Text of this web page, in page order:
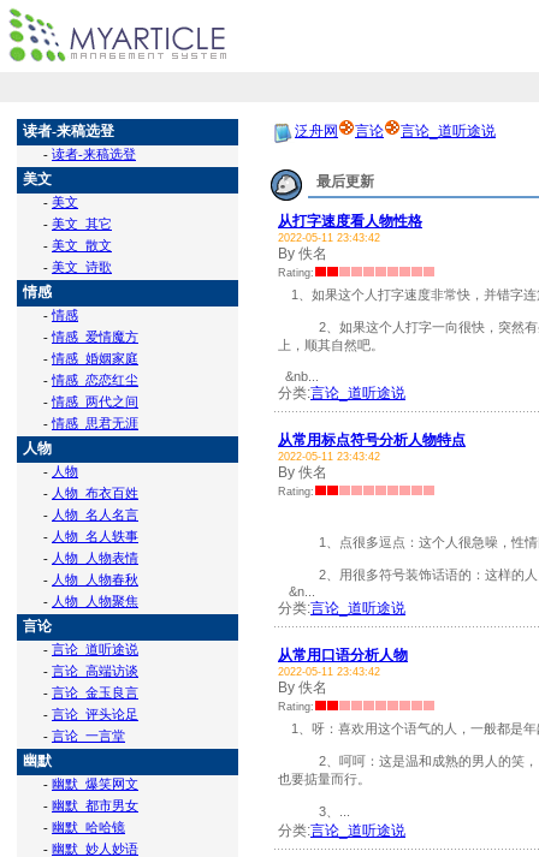
读者-来稿选登
- 读者-来稿选登
美文
- 美文
- 美文_其它
- 美文_散文
- 美文_诗歌
情感
-情感
-情感_爱情魔方
-情感_婚姻家庭
-情感_恋恋红尘
-情感_两代之间
-情感_思君无涯
人物
- 人物
- 人物_布衣百姓
- 人物_名人名言
- 人物_名人轶事
- 人物_人物表情
- 人物_人物春秋
- 人物_人物聚焦
言论
- 言论_道听途说
- 言论_高端访谈
- 言论_金玉良言
- 言论_评头论足
- 言论_一言堂
幽默
- 幽默_爆笑网文
- 幽默_都市男女
- 幽默_哈哈镜
- 幽默_妙人妙语
泛舟网 言论 言论_道听途说
最后更新
从打字速度看人物性格
2022-05-11 23:43:42
By 佚名
Rating:
1、如果这个人打字速度非常快，并错字
2、如果这个人打字一向很快，突然有些
上，顺其自然吧。
&nb...
分类:言论_道听途说
从常用标点符号分析人物特点
2022-05-11 23:43:42
By 佚名
Rating:
1、点很多逗点：这个人很急噪，性情
2、用很多符号装饰话语的：这样的人
&n...
分类:言论_道听途说
从常用口语分析人物
2022-05-11 23:43:42
By 佚名
Rating:
1、呀：喜欢用这个语气的人，一般都是
2、呵呵：这是温和成熟的男人的笑，当
也要掂量而行。
3、...
分类:言论_道听途说